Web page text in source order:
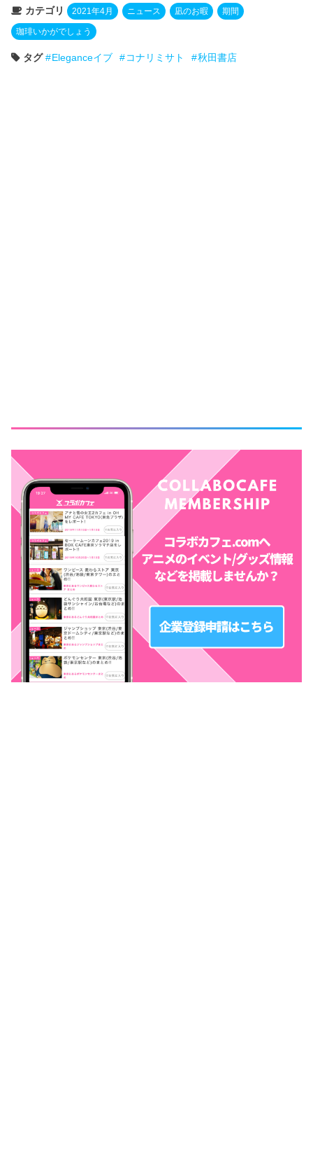
カテゴリ 2021年4月 ニュース 凪のお暇 期間
珈琲いかがでしょう
タグ Eleganceイブ コナリミサト 秋田書店